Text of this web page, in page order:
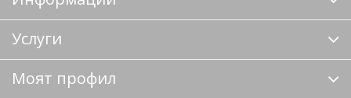
Услуги
Моят профил